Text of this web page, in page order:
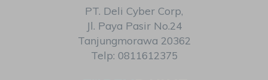
PT. Deli Cyber Corp,
Jl. Paya Pasir No.24
Tanjungmorawa 20362
Telp: 0811612375